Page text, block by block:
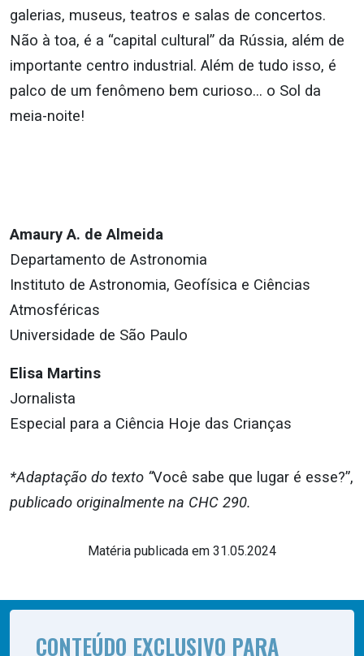
galerias, museus, teatros e salas de concertos.
Não à toa, é a “capital cultural” da Rússia, além de
importante centro industrial. Além de tudo isso, é
palco de um fenômeno bem curioso… o Sol da
meia-noite!
Amaury A. de Almeida
Departamento de Astronomia
Instituto de Astronomia, Geofísica e Ciências
Atmosféricas
Universidade de São Paulo
Elisa Martins
Jornalista
Especial para a Ciência Hoje das Crianças
*Adaptação do texto “Você sabe que lugar é esse?”,
publicado originalmente na CHC 290.
Matéria publicada em 31.05.2024
CONTEÚDO EXCLUSIVO PARA